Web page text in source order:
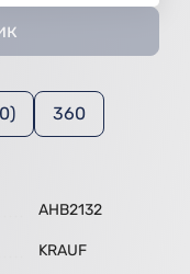
360
AHB2132
KRAUF